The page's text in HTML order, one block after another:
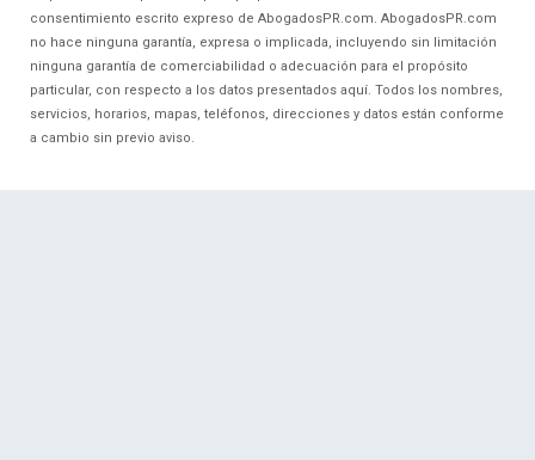
consentimiento escrito expreso de AbogadosPR.com. AbogadosPR.com
no hace ninguna garantía, expresa o implicada, incluyendo sin limitación
ninguna garantía de comerciabilidad o adecuación para el propósito
particular, con respecto a los datos presentados aquí. Todos los nombres,
servicios, horarios, mapas, teléfonos, direcciones y datos están conforme
a cambio sin previo aviso.